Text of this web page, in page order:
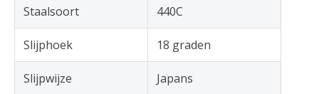
Staalsoort 440C
Slijphoek 18 graden
Slijpwijze Japans